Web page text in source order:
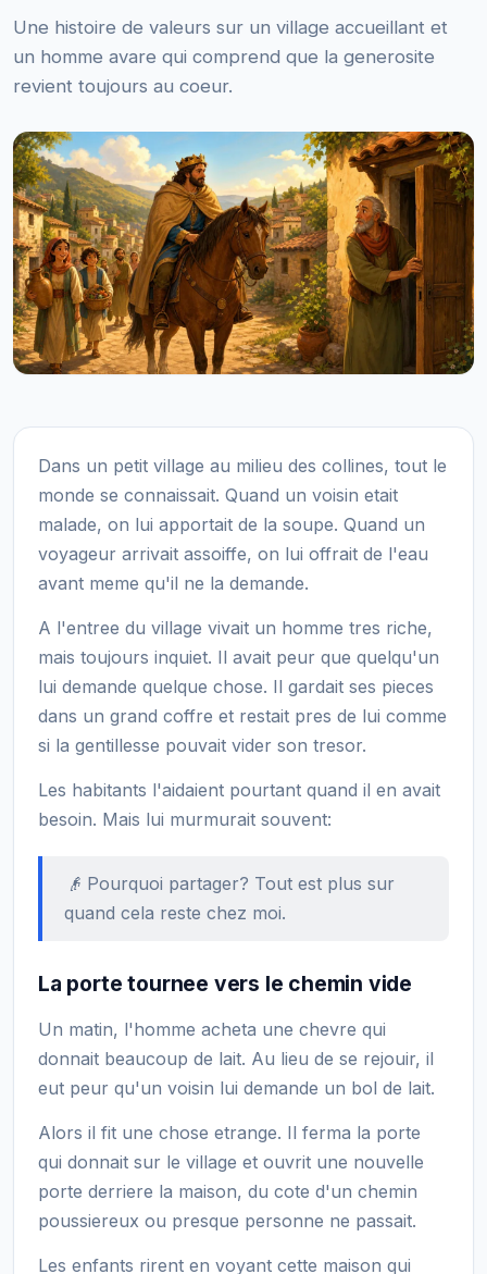
Une histoire de valeurs sur un village accueillant et
un homme avare qui comprend que la generosite
revient toujours au coeur.
Dans un petit village au milieu des collines, tout le
monde se connaissait. Quand un voisin etait
malade, on lui apportait de la soupe. Quand un
voyageur arrivait assoiffe, on lui offrait de l'eau
avant meme qu'il ne la demande.
A l'entree du village vivait un homme tres riche,
mais toujours inquiet. Il avait peur que quelqu'un
lui demande quelque chose. Il gardait ses pieces
dans un grand coffre et restait pres de lui comme
si la gentillesse pouvait vider son tresor.
Les habitants l'aidaient pourtant quand il en avait
besoin. Mais lui murmurait souvent:
👴 Pourquoi partager? Tout est plus sur
quand cela reste chez moi.
La porte tournee vers le chemin vide
Un matin, l'homme acheta une chevre qui
donnait beaucoup de lait. Au lieu de se rejouir, il
eut peur qu'un voisin lui demande un bol de lait.
Alors il fit une chose etrange. Il ferma la porte
qui donnait sur le village et ouvrit une nouvelle
porte derriere la maison, du cote d'un chemin
poussiereux ou presque personne ne passait.
Les enfants rirent en voyant cette maison qui